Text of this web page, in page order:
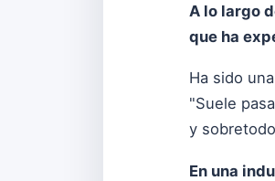
A lo largo
que ha
Ha sido
"Suele
y
En una